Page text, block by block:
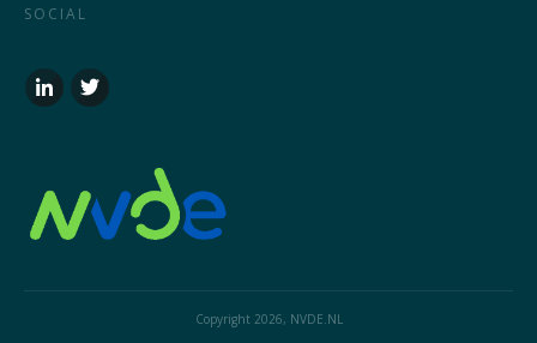
SOCIAL
Copyright 2026, NVDE.NL